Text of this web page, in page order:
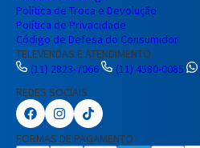
Política de Troca e Devolução
Política de Privacidade
Código de Defesa do Consumidor
TELEVENDAS E ATENDIMENTO
(11) 2823-7066
(11) 4580-0085
REDES SOCIAIS
FORMAS DE PAGAMENTO